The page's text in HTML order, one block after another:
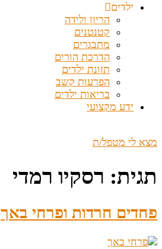
ילדים
הריון ולידה
קטנטנים
מתבגרים
הדרכת הורים
תזונת ילדים
הפרעות קשב
בריאות ילדים
ידע מקצועי
מצא לי מטפל/ת
תגית: רסקיו רמדי
פחדים חרדות ופרחי באך